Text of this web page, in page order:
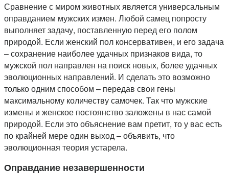
Сравнение с миром животных является универсальным
оправданием мужских измен. Любой самец попросту
выполняет задачу, поставленную перед его полом
природой. Если женский пол консервативен, и его задача
– сохранение наиболее удачных признаков вида, то
мужской пол направлен на поиск новых, более удачных
эволюционных направлений. И сделать это возможно
только одним способом – передав свои гены
максимальному количеству самочек. Так что мужские
измены и женское постоянство заложены в нас самой
природой. Если это объяснение вам претит, то у вас есть
по крайней мере один выход – объявить, что
эволюционная теория устарела.
Оправдание незавершенности